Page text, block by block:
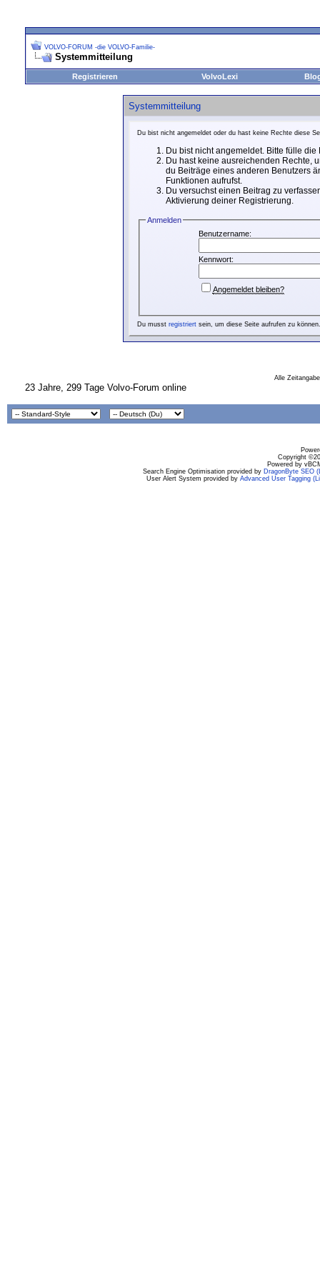
VOLVO-FORUM -die VOLVO-Familie-
Systemmitteilung
Registrieren VolvoLexi
Systemmitteilung
Du bist nicht angemeldet oder du hast keine Rechte diese
Du bist nicht angemeldet. Bitte fülle
Du hast keine ausreichenden Rechte,
du Beiträge eines anderen Benutzers
Funktionen aufrufst.
Du versuchst einen Beitrag zu
Aktivierung deiner Registrierung.
Anmelden
Benutzername:
Kennwort:
Angemeldet bleiben?
Du musst registriertsein, um diese Seite aufrufen zu können.
Alle
23 Jahre, 299 Tage Volvo-Forum online
Copyright
Powered by
Search Engine Optimisation provided by DragonByte SEO
User Alert System provided by Advanced User Tagging